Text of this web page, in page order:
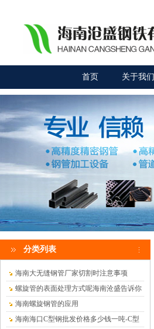
首页 关于我们
分类列表
海南大无缝钢管厂家切割时注意事项
螺旋管的表面处理方式呢海南沧盛告诉你
海南螺旋钢管的应用
海南海口C型钢批发价格多少钱一吨-C型